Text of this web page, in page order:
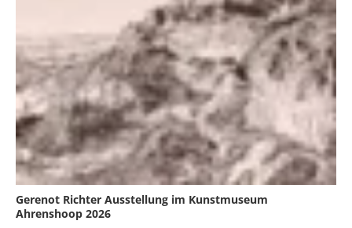
Gerenot Richter Ausstellung im Kunstmuseum
Ahrenshoop 2026